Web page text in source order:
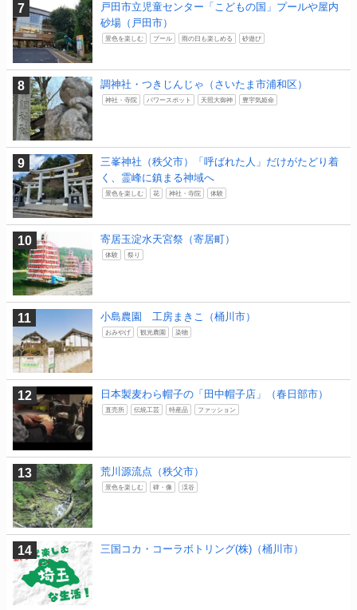
戸田市立児童センター「こどもの国」プールや屋内
砂場（戸田市）
景色を楽しむ プール 雨の日も楽しめる 砂遊び
調神社・つきじんじゃ（さいたま市浦和区）
神社・寺院 パワースポット 天照大御神 豊宇気姫命
三峯神社（秩父市）「呼ばれた人」だけがたどり着
く、霊峰に鎮まる神域へ
景色を楽しむ 花 神社・寺院 体験
寄居玉淀水天宮祭（寄居町）
体験 祭り
小島農園 工房まきこ（桶川市）
おみやげ 観光農園 染物
日本製麦わら帽子の「田中帽子店」（春日部市）
直売所 伝統工芸 特産品 ファッション
荒川源流点（秩父市）
景色を楽しむ 碑・像 渓谷
三国コカ・コーラボトリング(株)（桶川市）